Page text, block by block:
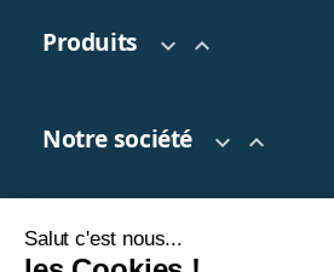
Produits  
Notre société  
Votre compte
Salut c'est nous...